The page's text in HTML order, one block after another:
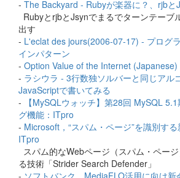
- The Backyard - Rubyが楽器に？、rjbと
RubyとrjbとJsynでまるでターンテーブ
出す
- L'eclat des jours(2006-07-17) - プログ
インパターン
- Option Value of the Internet (Japanese)
- ラシウラ - 3行数独ソルバーと同じアル
JavaScriptで書いてみる
-
【MySQLウォッチ】第28回 MySQL
グ機能：ITpro
- Microsoft，“スパム・ページ”を識別する
ITpro
スパム的なWebページ（スパム・ペー
る技術「Strider Search Defender」
- ソフトバンク、MediaFLO活用に向け